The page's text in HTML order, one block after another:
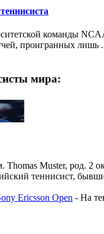
команды
проигранных лишь
мира:
Thomas Muster, род. 2
теннисист,
Ericsson Open - На